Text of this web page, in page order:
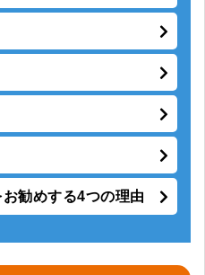
勧めする4つの理由